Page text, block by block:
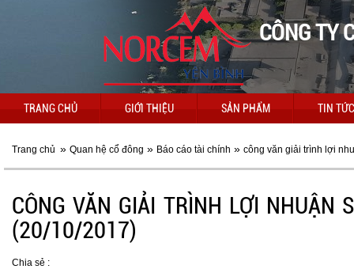
CÔNG TY
TRANG CHỦ GIỚI THIỆU SẢN PHẨM TIN TỨC
Trang chủ » Quan hệ cổ đông » Báo cáo tài chính » công văn giải trình lợi
CÔNG VĂN GIẢI TRÌNH LỢI NHUẬN
(20/10/2017)
Chia sẻ :